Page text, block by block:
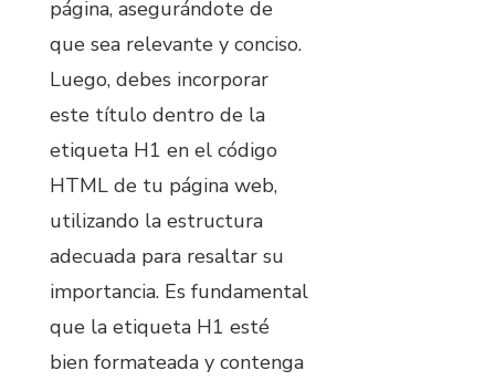
página, asegurándote de
que sea relevante y conciso.
Luego, debes incorporar
este título dentro de la
etiqueta H1 en el código
HTML de tu página web,
utilizando la estructura
adecuada para resaltar su
importancia. Es fundamental
que la etiqueta H1 esté
bien formateada y contenga